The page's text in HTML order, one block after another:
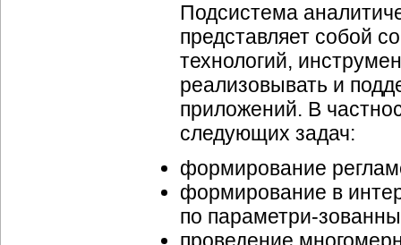
Подсистема
представляет собой
технологий,
реализовывать и
приложений. В
следующих задач:
формирование
формирование в
по параметри-